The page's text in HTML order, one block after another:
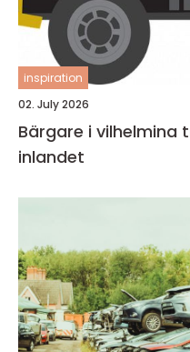
inspiration
02. July 2026
Bärgare i vilhelmina trygg hjälp på vägarna i
inlandet